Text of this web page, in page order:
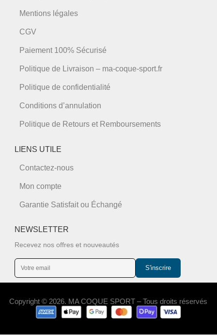
Mentions légales
CGV
Paiement 100% Sécurisé
Politique de Livraison – ma-coque-sport.fr
Politique de confidentialité
Conditions d’annulation
Politique de Retours et Remboursements
LIENS UTILE
Contactez-nous
Mon compte
Garantie Satisfait ou Échangé
NEWSLETTER
Recevez nos offres et nouveautés
S'inscrire
Copyright © 2026. MA COQUE SPORT – Tous droits réservés